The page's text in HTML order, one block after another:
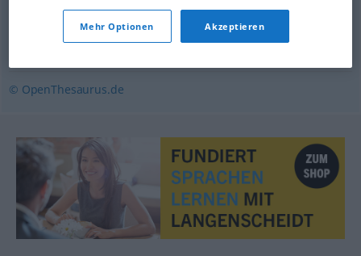
verwandt,anziehend,ähnlich
© OpenThesaurus.de
Mehr Optionen Akzeptieren